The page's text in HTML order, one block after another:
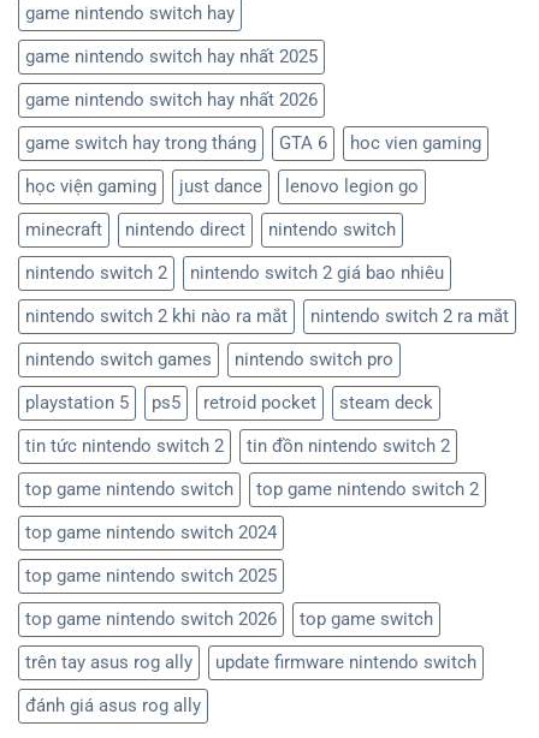
game nintendo switch hay
game nintendo switch hay nhất 2025
game nintendo switch hay nhất 2026
game switch hay trong tháng
GTA 6
hoc vien gaming
học viện gaming
just dance
lenovo legion go
minecraft
nintendo direct
nintendo switch
nintendo switch 2
nintendo switch 2 giá bao nhiêu
nintendo switch 2 khi nào ra mắt
nintendo switch 2 ra mắt
nintendo switch games
nintendo switch pro
playstation 5
ps5 retroid pocket
steam deck
tin tức nintendo switch 2
tin đồn nintendo switch 2
top game nintendo switch
top game nintendo switch 2
top game nintendo switch 2024
top game nintendo switch 2025
top game nintendo switch 2026
top game switch
trên tay asus rog ally
update firmware nintendo switch
đánh giá asus rog ally